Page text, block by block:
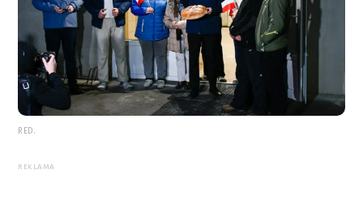
RED.
REKLAMA